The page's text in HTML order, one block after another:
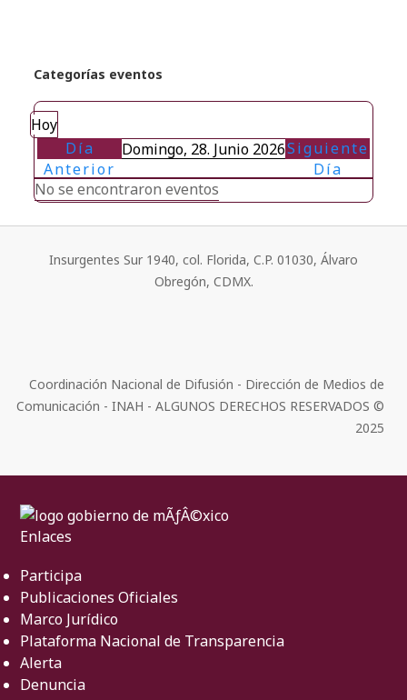
Categorías eventos
Hoy
Día
Anterior
Domingo, 28. Junio 2026Siguiente
Día
No se encontraron eventos
Insurgentes Sur 1940, col. Florida, C.P. 01030, Álvaro
Obregón, CDMX.
Coordinación Nacional de Difusión - Dirección de Medios de
Comunicación - INAH - ALGUNOS DERECHOS RESERVADOS ©
2025
Enlaces
Participa
Publicaciones Oficiales
Marco Jurídico
Plataforma Nacional de Transparencia
Alerta
Denuncia